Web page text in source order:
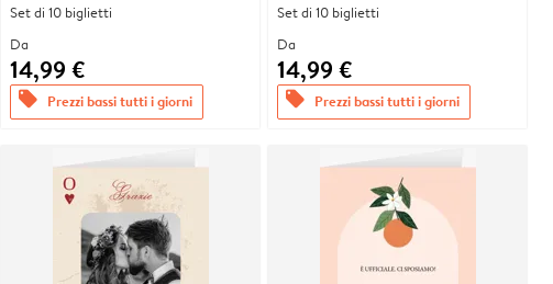
Set di 10 biglietti
Da
14,99 €
offers Prezzi bassi tutti i giorni
Set di 10 biglietti
Da
14,99 €
offers Prezzi bassi tutti i giorni